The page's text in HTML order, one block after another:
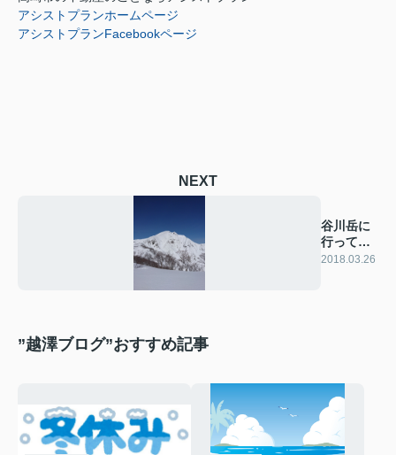
アシストプランホームページ
アシストプランFacebookページ
NEXT
谷川岳に
行って来
ました
2018.03.26
”越澤ブログ”おすすめ記事